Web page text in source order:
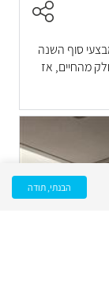
סוף השנה
מהחיים, אז
הבנתי, תודה